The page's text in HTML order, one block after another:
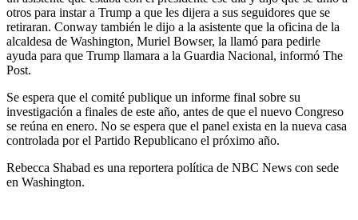
otros para instar a Trump a que les dijera a sus seguidores que se
retiraran. Conway también le dijo a la asistente que la oficina de la
alcaldesa de Washington, Muriel Bowser, la llamó para pedirle
ayuda para que Trump llamara a la Guardia Nacional, informó The
Post.
Se espera que el comité publique un informe final sobre su
investigación a finales de este año, antes de que el nuevo Congreso
se reúna en enero. No se espera que el panel exista en la nueva casa
controlada por el Partido Republicano el próximo año.
Rebecca Shabad es una reportera política de NBC News con sede
en Washington.